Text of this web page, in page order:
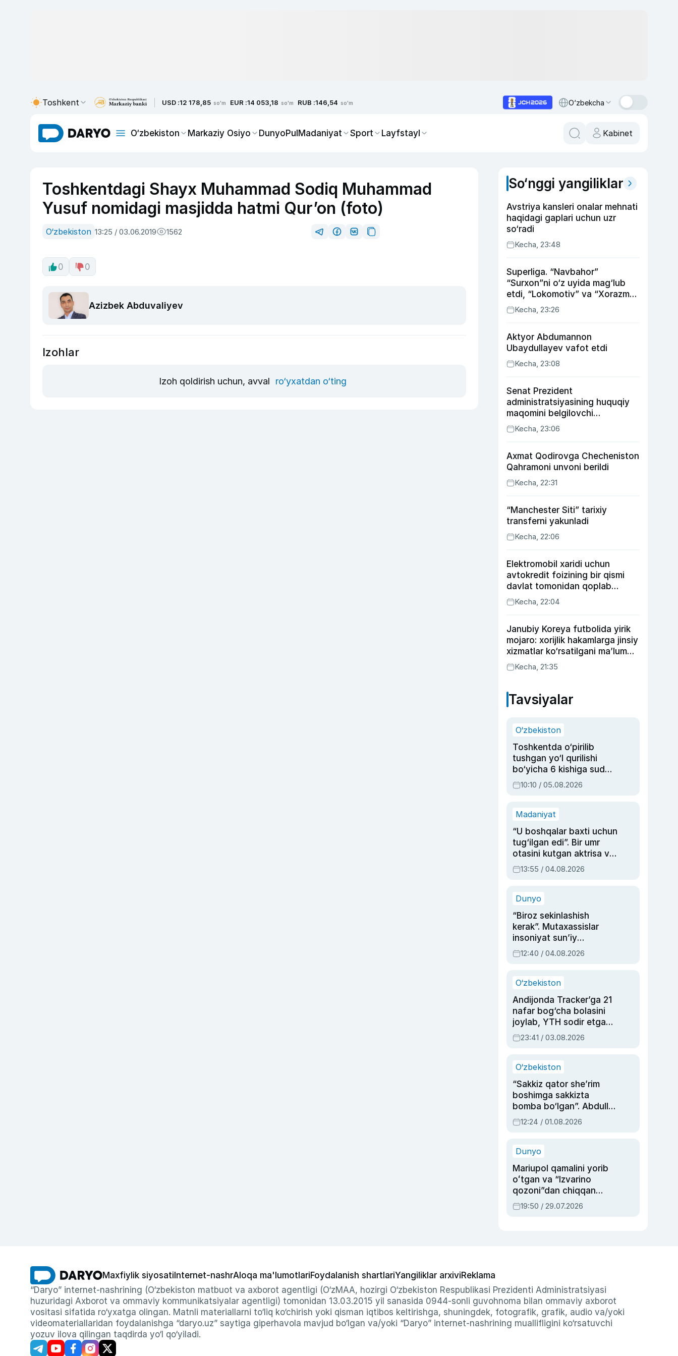
Toshkent USD :12 178,85 so'm EUR :14 053,18 so'm RUB :146,54 so'm O‘zbekcha
O‘zbekiston Markaziy Osiyo DunyoPulMadaniyat Sport Layfstayl Kabinet
Toshkentdagi Shayx Muhammad Sodiq Muhammad
Yusuf nomidagi masjidda hatmi Qur’on (foto)
O‘zbekiston 13:25 / 03.06.2019 1562
0 0
Azizbek Abduvaliyev
Izohlar
Izoh qoldirish uchun, avval ro‘yxatdan o‘ting
So‘nggi yangiliklar
Avstriya kansleri onalar mehnati
haqidagi gaplari uchun uzr
so‘radi
Kecha, 23:48
Superliga. “Navbahor”
“Surxon”ni o‘z uyida mag‘lub
etdi, “Lokomotiv” va “Xorazm”
uyda g‘alaba qozondi
Kecha, 23:26
Aktyor Abdu­mannon
Ubaydullayev vafot etdi
Kecha, 23:08
Senat Prezident
administratsiyasining huquqiy
maqomini belgilovchi
konstitutsiyaviy qonunni
ma’qulladi
Kecha, 23:06
Axmat Qodirovga Checheniston
Qahramoni unvoni berildi
Kecha, 22:31
“Manchester Siti” tarixiy
transferni yakunladi
Kecha, 22:06
Elektromobil xaridi uchun
avtokredit foizining bir qismi
davlat tomonidan qoplab
berilishi mumkin
Kecha, 22:04
Janubiy Koreya futbolida yirik
mojaro: xorijlik hakamlarga jinsiy
xizmatlar ko‘rsatilgani ma’lum
qilindi
Kecha, 21:35
Tavsiyalar
O‘zbekiston
Toshkentda o‘pirilib
tushgan yo‘l qurilishi
bo‘yicha 6 kishiga sud
hukmi o‘qildi
10:10 / 05.08.2026
Madaniyat
“U boshqalar baxti uchun
tug‘ilgan edi”. Bir umr
otasini kutgan aktrisa va
dublyaj ustasi Rimma
Ahmedovaning
13:55 / 04.08.2026
Dunyo
“Biroz sekinlashish
kerak”. Mutaxassislar
insoniyat sun’iy
intellektni boshqara
olmay qolishidan xavotir
12:40 / 04.08.2026
O‘zbekiston
Andijonda Tracker’ga 21
nafar bog‘cha bolasini
joylab, YTH sodir etgan
ayolga sud hukmi o‘qildi
23:41 / 03.08.2026
O‘zbekiston
“Sakkiz qator she’rim
boshimga sakkizta
bomba bo‘lgan”. Abdulla
Oripovni siyosiy
ayblovlardan asrab
12:24 / 01.08.2026
Dunyo
Mariupol qamalini yorib
oʻtgan va “Izvarino
qozoni”dan chiqqan
qahramon — Ukraina
armiyasi bosh
19:50 / 29.07.2026
Maxfiylik siyosati Internet-nashrAloqa ma'lumotlariFoydalanish shartlariYangiliklar arxiviReklama
“Daryo” internet-nashrining (O‘zbekiston matbuot va axborot agentligi (O‘zMAA, hozirgi O‘zbekiston Respublikasi Prezidenti Administratsiyasi
huzuridagi Axborot va ommaviy kommunikatsiyalar agentligi) tomonidan 13.03.2015 yil sanasida 0944-sonli guvohnoma bilan ommaviy axborot
vositasi sifatida ro‘yxatga olingan. Matnli materiallarni to‘liq ko‘chirish yoki qisman iqtibos keltirishga, shuningdek, fotografik, grafik, audio va/yoki
videomateriallaridan foydalanishga “daryo.uz” saytiga giperhavola mavjud bo‘lgan va/yoki “Daryo” internet-nashrining muallifligini ko‘rsatuvchi
yozuv ilova qilingan taqdirda yo‘l qo‘yiladi.